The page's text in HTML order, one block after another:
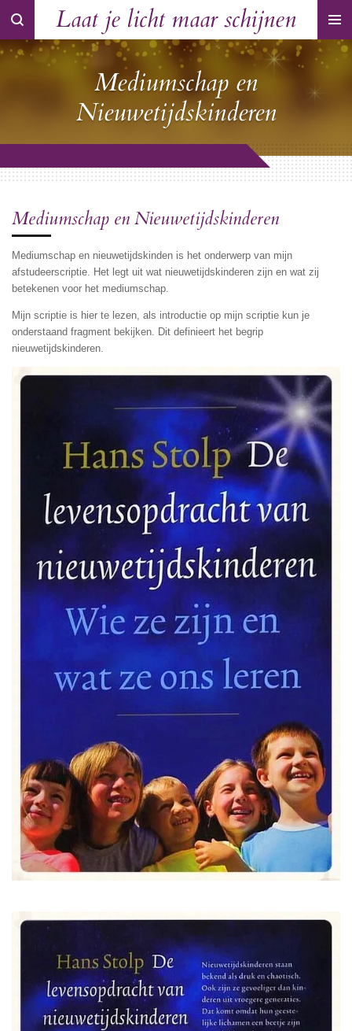
Ga
naar
Laat je licht maar schijnen
Mediumschap en
Nieuwetijdskinderen
Mediumschap en Nieuwetijdskinderen
Mediumschap en nieuwetijdskinden is het onderwerp van mijn
afstudeerscriptie. Het legt uit wat nieuwetijdskinderen zijn en wat zij
betekenen voor het mediumschap.
Mijn scriptie is hier te lezen, als introductie op mijn scriptie kun je
onderstaand fragment bekijken. Dit definieert het begrip
nieuwetijdskinderen.